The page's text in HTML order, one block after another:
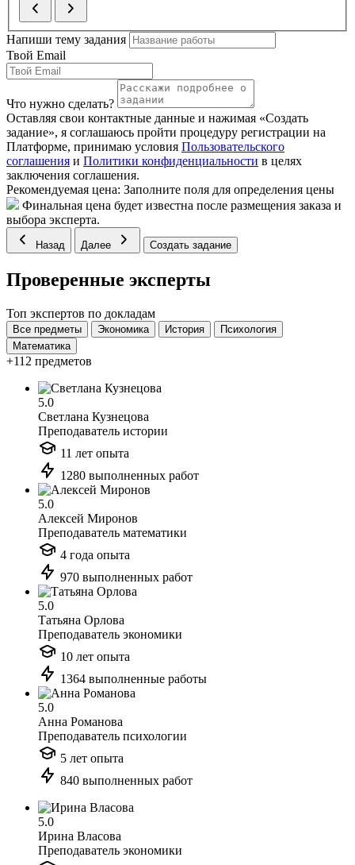
Напиши тему задания
Твой Email
Что нужно сделать?
Оставляя свои контактные данные и нажимая «Создать
задание», я соглашаюсь пройти процедуру регистрации на
Платформе, принимаю условия Пользовательского
соглашения и Политики конфиденциальности в целях
заключения соглашения.
Рекомендуемая цена: Заполните поля для определения цены
Финальная цена будет известна после размещения заказа и
выбора эксперта.
Назад Далее Создать задание
Проверенные эксперты
Топ экспертов по докладам
Все предметы Экономика История
Психология
Математика
+112 предметов
5.0
Светлана Кузнецова
Преподаватель истории
11 лет опыта
1280 выполненных работ
5.0
Алексей Миронов
Преподаватель математики
4 года опыта
970 выполненных работ
5.0
Татьяна Орлова
Преподаватель экономики
10 лет опыта
1364 выполненные работы
5.0
Анна Романова
Преподаватель психологии
5 лет опыта
840 выполненных работ
5.0
Ирина Власова
Преподаватель экономики